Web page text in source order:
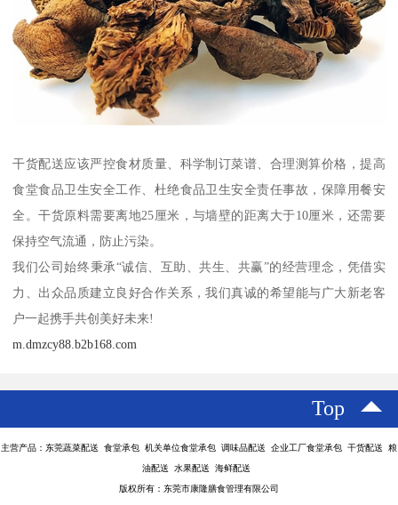
干货配送应该严控食材质量、科学制订菜谱、合理测算价格，提高
食堂食品卫生安全工作、杜绝食品卫生安全责任事故，保障用餐安
全。干货原料需要离地25厘米，与墙壁的距离大于10厘米，还需要
保持空气流通，防止污染。
我们公司始终秉承“诚信、互助、共生、共赢”的经营理念，凭借实
力、出众品质建立良好合作关系，我们真诚的希望能与广大新老客
户一起携手共创美好未来!
m.dmzcy88.b2b168.com
Top
主营产品：东莞蔬菜配送 食堂承包 机关单位食堂承包 调味品配送 企业工厂食堂承包 干货配送 粮
油配送 水果配送 海鲜配送
版权所有：东莞市康隆膳食管理有限公司